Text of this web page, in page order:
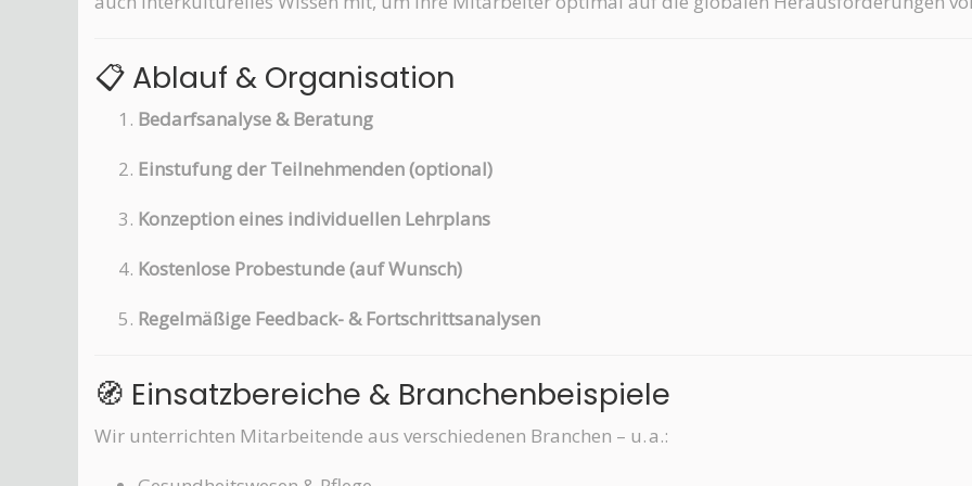
📋 Ablauf & Organisation
Bedarfsanalyse & Beratung
Einstufung der Teilnehmenden (optional)
Konzeption eines individuellen Lehrplans
Kostenlose Probestunde (auf Wunsch)
Regelmäßige Feedback- & Fortschrittsanalysen
🧭 Einsatzbereiche & Branchenbeispiele
Wir unterrichten Mitarbeitende aus verschiedenen Branchen – u. a.: